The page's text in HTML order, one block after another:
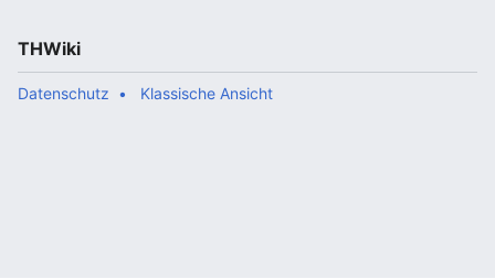
THWiki
Datenschutz Klassische Ansicht